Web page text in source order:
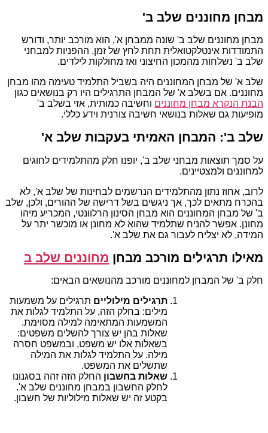
מבחן מחוננים שלב ב'
מבחן מחוננים שלב ב' שונה ממבחן א', הוא מורכב יותר, ודורש
התמודדות אינטלקטואלית תחת לחץ של זמן. ההפניות למבחני
שלב ב' נשלחות מהמכון החיצוני ואז מחולקות לילדים.
שלב א' של מבחן המחוננים היה בשביל התלמיד טעימה מהו מבחן
מחוננים. אם בשלב א' של המבחן התרגילים היו רק בנושאים כגון
הבנת הנקרא מבחן מחוננים וחשיבה כמותית, אזי בשלב ב'
מופיעות גם שאלות בנושאי חשיבה צורנית וידע כללי.
שלב ב': המבחן האמיתי בעקבות שלב א'
על סמך תוצאות מבחני שלב ב', יופנו חלק מהתלמידים לחוגים
למחוננים ולמצטיינים.
לרוב, אחוז נתון מהתלמידים הנרשמים לבחינות של שלב א', לא
בהכרח מתאים לכך, אך ניגשים בשל דרישה של ההורים, ולכן, שלב
ב' של מבחן המחוננים הוא מבחן הסינון הרלוונטי, המכריע מיהו
מחונן. אפשר להניח שתלמיד שהוא לא מחונן או מוכשר יתר על
המידה, לא יצליח לעבור גם את שלב א'.
מאילו תרגילים מורכב מבחן מחוננים שלב ב
חלק ב' של המבחן למחוננים מורכב מהנושאים הבאים:
תרגילים מילוליים תרגילים על משמעות
מילים: בחלק הזה, על התלמיד לגלות את
המשמעות המתאימה למילה מסוימת.
שאלות בהן יש צורך להשלים משפטים:
בשאלות אלו יש משפט, ובמשפט חסרה
מילה. על התלמיד לגלות את המילה
שתשלים את המשפט.
שאלות בחשבון החלק הזה זהה בסגנונו
לחלק החשבון במבחן מחוננים שלב א'.
בקטע זה יש שאלות מילוליות של חשבון.